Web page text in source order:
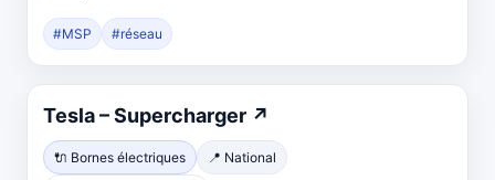
#MSP #réseau
Tesla – Supercharger ↗
🔌 Bornes électriques 📍 National